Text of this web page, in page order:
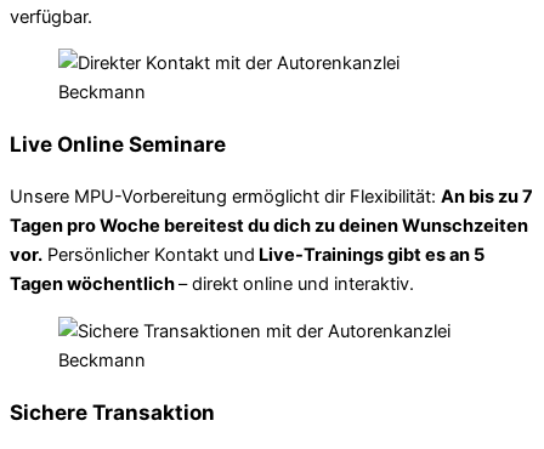
verfügbar.
Live Online Seminare
Unsere MPU-Vorbereitung ermöglicht dir Flexibilität: An bis zu 7
Tagen pro Woche bereitest du dich zu deinen Wunschzeiten
vor. Persönlicher Kontakt und Live-Trainings gibt es an 5
Tagen wöchentlich– direkt online und interaktiv.
Sichere Transaktion